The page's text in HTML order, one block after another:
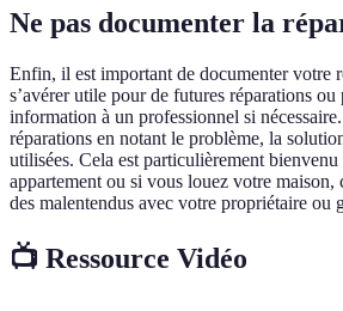
Ne pas documenter la
Enfin, il est important de documenter votre
s’avérer utile pour de futures réparations
information à un professionnel si
réparations en notant le problème, la
utilisées. Cela est particulièrement
appartement ou si vous louez votre maison,
des malentendus avec votre propriétaire ou
📺 Ressource Vidéo